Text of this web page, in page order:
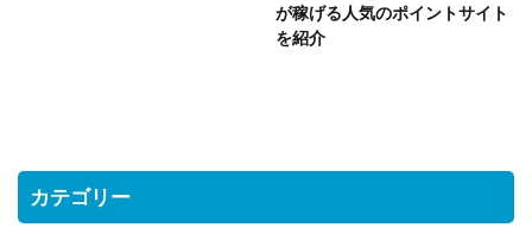
が稼げる人気のポイントサイト
を紹介
カテゴリー